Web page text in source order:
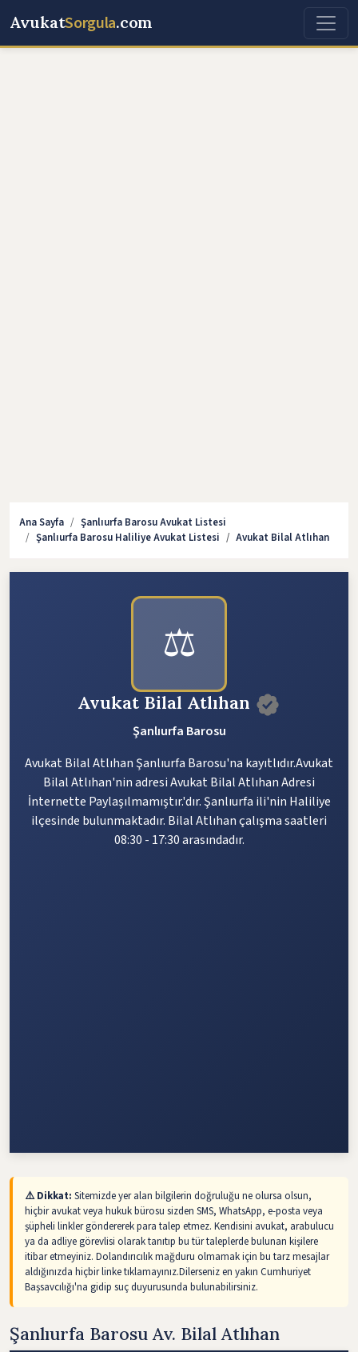
AvukatSorgula.com
Ana Sayfa
Şanlıurfa Barosu Avukat Listesi
Şanlıurfa Barosu Haliliye Avukat Listesi
Avukat Bilal Atlıhan
⚖️
Avukat Bilal Atlıhan
Şanlıurfa Barosu
Avukat Bilal Atlıhan Şanlıurfa Barosu'na kayıtlıdır.Avukat
Bilal Atlıhan'nin adresi Avukat Bilal Atlıhan Adresi
İnternette Paylaşılmamıştır.'dır. Şanlıurfa ili'nin Haliliye
ilçesinde bulunmaktadır. Bilal Atlıhan çalışma saatleri
08:30 - 17:30 arasındadır.
⚠️ Dikkat: Sitemizde yer alan bilgilerin doğruluğu ne olursa olsun,
hiçbir avukat veya hukuk bürosu sizden SMS, WhatsApp, e-posta veya
şüpheli linkler göndererek para talep etmez. Kendisini avukat, arabulucu
ya da adliye görevlisi olarak tanıtıp bu tür taleplerde bulunan kişilere
itibar etmeyiniz. Dolandırıcılık mağduru olmamak için bu tarz mesajlar
aldığınızda hiçbir linke tıklamayınız.Dilerseniz en yakın Cumhuriyet
Başsavcılığı'na gidip suç duyurusunda bulunabilirsiniz.
Şanlıurfa Barosu Av. Bilal Atlıhan